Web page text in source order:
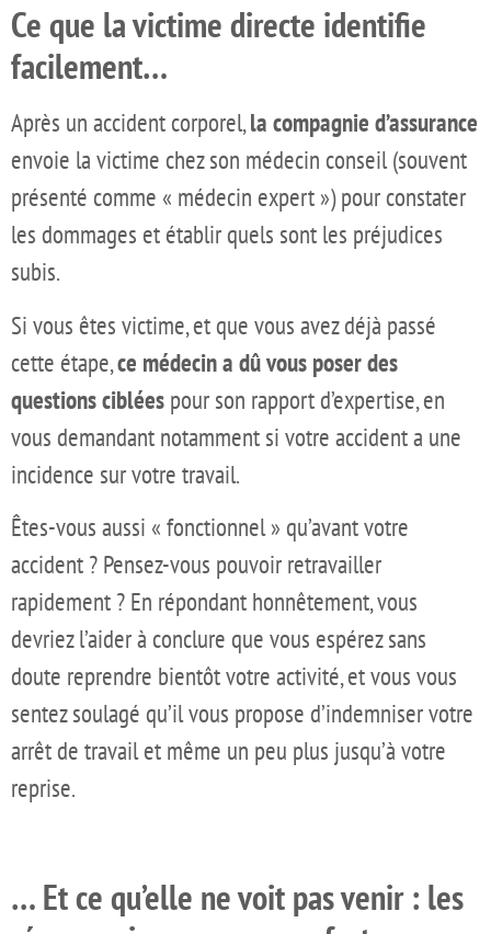
Ce que la victime directe identifie
facilement…
Après un accident corporel,la compagnie d’assurance
envoie la victime chez son médecin conseil (souvent
présenté comme « médecin expert ») pour constater
les dommages et établir quels sont les préjudices
subis.
Si vous êtes victime, et que vous avez déjà passé
cette étape,ce médecin a dû vous poser des
questions ciblées pour son rapport d’expertise, en
vous demandant notamment si votre accident a une
incidence sur votre travail.
Êtes-vous aussi « fonctionnel » qu’avant votre
accident ? Pensez-vous pouvoir retravailler
rapidement ? En répondant honnêtement, vous
devriez l’aider à conclure que vous espérez sans
doute reprendre bientôt votre activité, et vous vous
sentez soulagé qu’il vous propose d’indemniser votre
arrêt de travail et même un peu plus jusqu’à votre
reprise.
… Et ce qu’elle ne voit pas venir : les